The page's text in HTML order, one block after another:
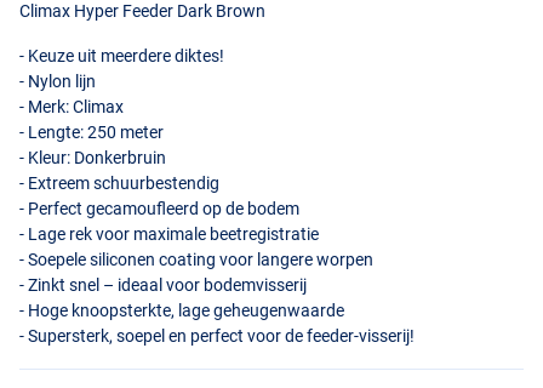
Climax Hyper Feeder Dark Brown
- Keuze uit meerdere diktes!
- Nylon lijn
- Merk: Climax
- Lengte: 250 meter
- Kleur: Donkerbruin
- Extreem schuurbestendig
- Perfect gecamoufleerd op de bodem
- Lage rek voor maximale beetregistratie
- Soepele siliconen coating voor langere worpen
- Zinkt snel – ideaal voor bodemvisserij
- Hoge knoopsterkte, lage geheugenwaarde
- Supersterk, soepel en perfect voor de feeder-visserij!